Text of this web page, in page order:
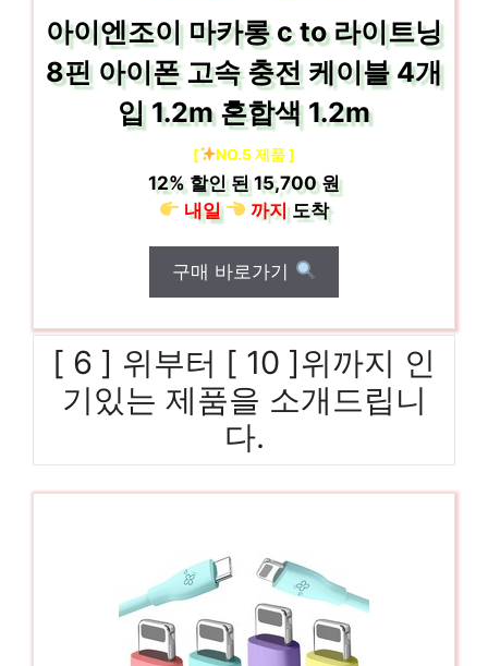
아이엔조이 마카롱 c to 라이트닝
8핀 아이폰 고속 충전 케이블 4개
입 1.2m 혼합색 1.2m
[ NO.5 제품 ]
12% 할인 된15,700 원
내일
까지도착
구매 바로가기
[ 6 ] 위부터 [ 10 ]위까지 인
기있는 제품을 소개드립니
다.